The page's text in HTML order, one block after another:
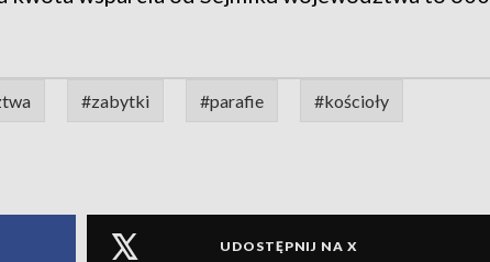
#zabytki #parafie #kościoły
UDOSTĘPNIJ NA X